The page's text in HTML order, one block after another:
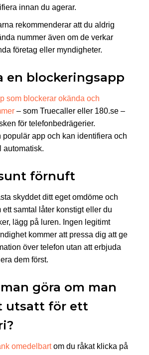
innan du agerar.
rekommenderar att du aldrig
nummer även om de verkar
företag eller myndigheter.
en blockeringsapp
som blockerar okända och
– som Truecaller eller 180.se –
för telefonbedrägerier.
populär app och kan identifiera och
automatisk.
förnuft
skyddet ditt eget omdöme och
ett samtal låter konstigt eller du
lägg på luren. Ingen legitimt
kommer att pressa dig att ge
över telefon utan att erbjuda
dem först.
göra om man
utsatt för ett
omedelbartom du råkat klicka på